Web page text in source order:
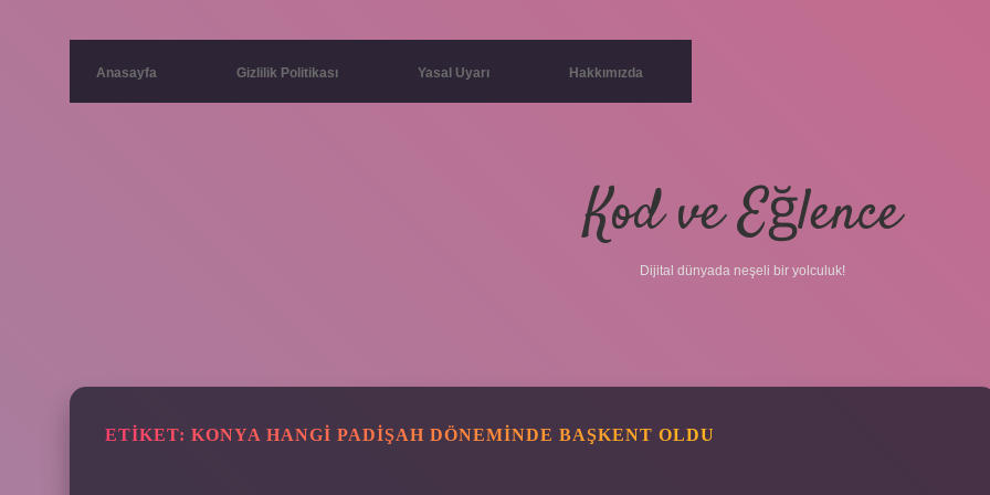
Anasayfa Gizlilik Politikası Yasal Uyarı Hakkımızda
Kod ve Eğlence
Dijital dünyada neşeli bir yolculuk!
ETIKET: KONYA HANGI PADIŞAH DÖNEMINDE BAŞKENT OLDU